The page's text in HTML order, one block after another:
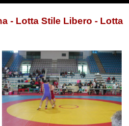
- Lotta Stile Libero - Lotta